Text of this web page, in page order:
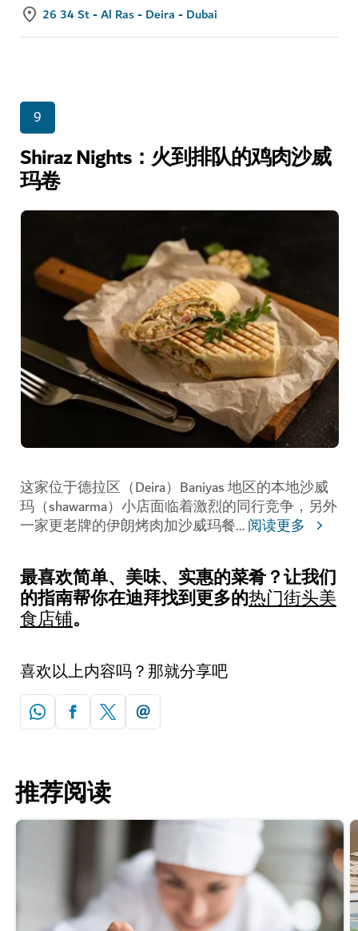
26 34 St - Al Ras - Deira - Dubai
9
Shiraz Nights：火到排队的鸡肉沙威
玛卷
这家位于德拉区（Deira）Baniyas 地区的本地沙威
玛（shawarma）小店面临着激烈的同行竞争，另外
一家更老牌的伊朗烤肉加沙威玛餐...阅读更多
最喜欢简单、美味、实惠的菜肴？让我们
的指南帮你在迪拜找到更多的热门街头美
食店铺。
喜欢以上内容吗？那就分享吧
推荐阅读